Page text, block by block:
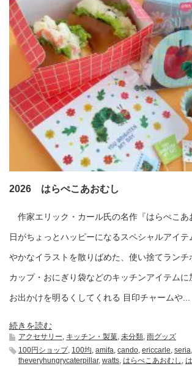
2026 はらぺこあおむし
作家エリック・カール氏の名作『はらぺこあ
日がちょっとハッピーになるスペシャルアイ
やかなイラストを散りばめた、使い捨てランチ
カップ・おにぎり袋などのキッチンアイテム
お出かけを明るくしてくれる 目印チャームや...
続きを読む
アクセサリー, キッチン・製菓, 未分類, 雨グッズ
100円ショップ, 100均, amifa, cando, ericcarle, seria,
theveryhungrycaterpillar, watts, はらぺこあおむし ,